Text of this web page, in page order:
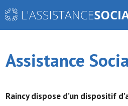
Aller
Assistance
Raincy dispose d’un dispositif